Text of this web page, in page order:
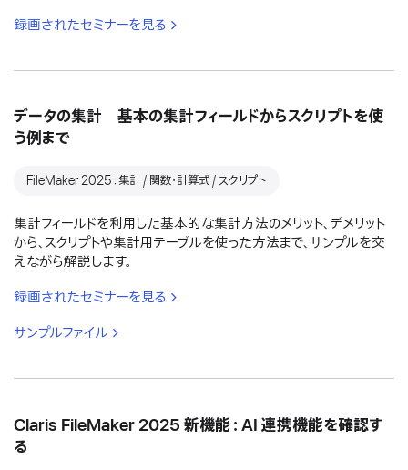
録画されたセミナーを見る
データの集計 基本の集計フィールドからスクリプトを使
う例まで
FileMaker 2025：集計 / 関数・計算式 / スクリプト
集計フィールドを利用した基本的な集計方法のメリット、デメリット
から、スクリプトや集計用テーブルを使った方法まで、サンプルを交
えながら解説します。
録画されたセミナーを見る
サンプルファイル
Claris FileMaker 2025 新機能：AI 連携機能を確認す
る